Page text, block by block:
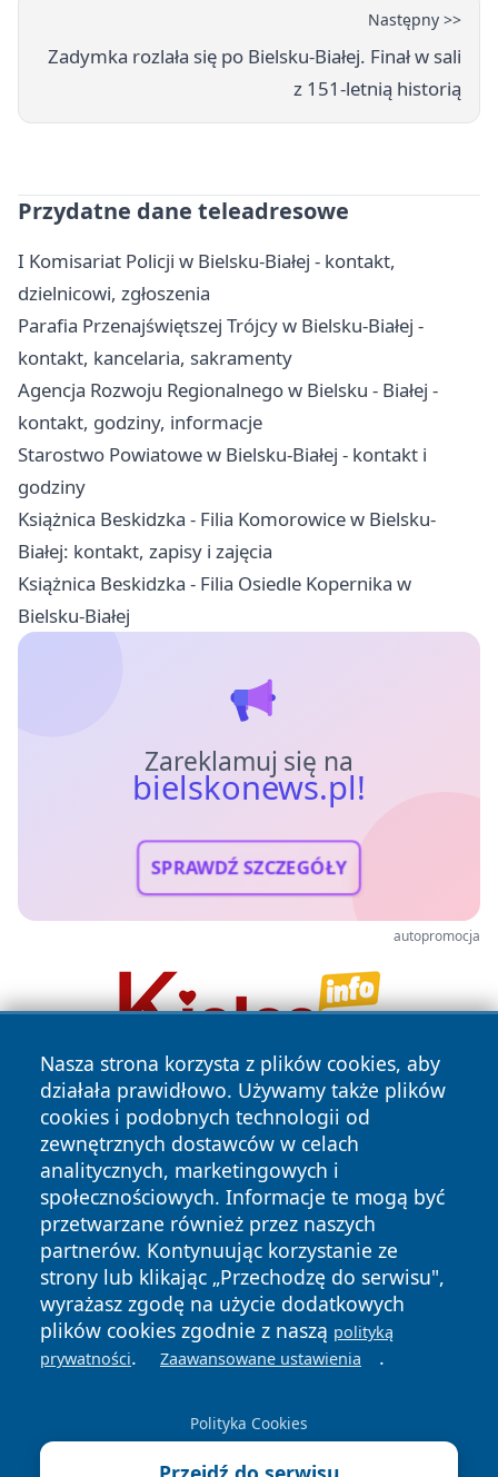
Następny >>
Zadymka rozlała się po Bielsku-Białej. Finał w sali
z 151-letnią historią
Przydatne dane teleadresowe
I Komisariat Policji w Bielsku-Białej - kontakt,
dzielnicowi, zgłoszenia
Parafia Przenajświętszej Trójcy w Bielsku-Białej -
kontakt, kancelaria, sakramenty
Agencja Rozwoju Regionalnego w Bielsku - Białej -
kontakt, godziny, informacje
Starostwo Powiatowe w Bielsku-Białej - kontakt i
godziny
Książnica Beskidzka - Filia Komorowice w Bielsku-
Białej: kontakt, zapisy i zajęcia
Książnica Beskidzka - Filia Osiedle Kopernika w
Bielsku-Białej
Zareklamuj się na
bielskonews.pl!
SPRAWDŹ SZCZEGÓŁY
autopromocja
Nasza strona korzysta z plików cookies, aby
działała prawidłowo. Używamy także plików
cookies i podobnych technologii od
zewnętrznych dostawców w celach
analitycznych, marketingowych i
społecznościowych. Informacje te mogą być
przetwarzane również przez naszych
partnerów. Kontynuując korzystanie ze
strony lub klikając „Przechodzę do serwisu",
wyrażasz zgodę na użycie dodatkowych
plików cookies zgodnie z naszą polityką
prywatności. Zaawansowane ustawienia .
Polityka Cookies
Copyright © 2026 bielskonews.pl Wszystkie prawa
zastrzeżone.
News Autorzy
Polityka
Prywatności
Polityka
Cookies